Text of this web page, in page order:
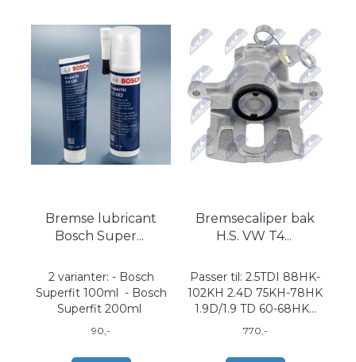
Bremse lubricant
Bosch Super...
2 varianter: - Bosch
Superfit 100ml - Bosch
Superfit 200ml
90,-
Bremsecaliper bak
H.S. VW T4...
Passer til: 2.5TDI 88HK-
102KH 2.4D 75KH-78HK
1.9D/1.9 TD 60-68HK...
770,-